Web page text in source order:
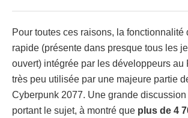
Pour toutes ces raisons, la fonctionnalité
rapide (présente dans presque tous les
ouvert) intégrée par les développeurs au
très peu utilisée par une majeure partie
Cyberpunk 2077. Une grande discussion
portant le sujet, à montré que plus de 4